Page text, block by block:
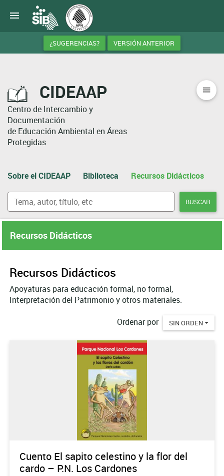
¿SUGERENCIAS? VERSIÓN ANTERIOR
CIDEAAP
Centro de Intercambio y
Documentación
de Educación Ambiental en Áreas
Protegidas
Sobre el CIDEAAP Biblioteca Recursos Didácticos
BUSCAR
Recursos Didácticos
Recursos Didácticos
Apoyaturas para educación formal, no formal,
Interpretación del Patrimonio y otros materiales.
Ordenar por SIN ORDEN
Cuento El sapito celestino y la flor del
cardo – P.N. Los Cardones